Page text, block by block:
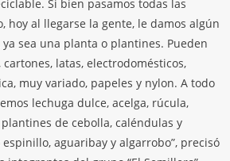
Si bien pasamos todas las
hoy al llegarse la gente, le damos algún
sea una planta o plantines. Pueden
latas, electrodomésticos,
muy variado, papeles y nylon. A todo
lechuga dulce, acelga, rúcula,
de cebolla, caléndulas y
aguaribay y algarrobo”, precisó